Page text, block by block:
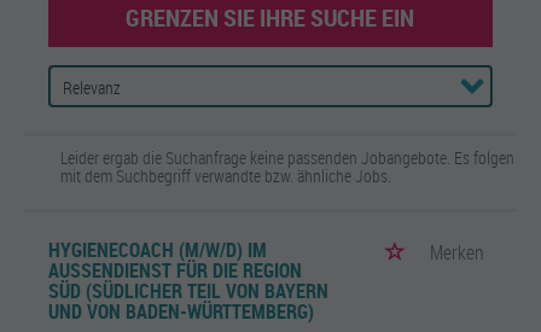
GRENZEN SIE IHRE SUCHE EIN
Leider ergab die Suchanfrage keine passenden Jobangebote. Es folgen
mit dem Suchbegriff verwandte bzw. ähnliche Jobs.
HYGIENECOACH (M/W/D) IM
AUSSENDIENST FÜR DIE REGION S
ÜD (SÜDLICHER TEIL VON BAYERN U
ND VON BADEN-WÜRTTEMBERG)
Merken